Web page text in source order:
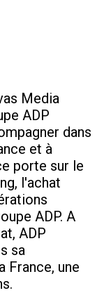
Media
ADP
dans
et à
porte sur le
l'achat
ADP. A
ADP
sa
France, une